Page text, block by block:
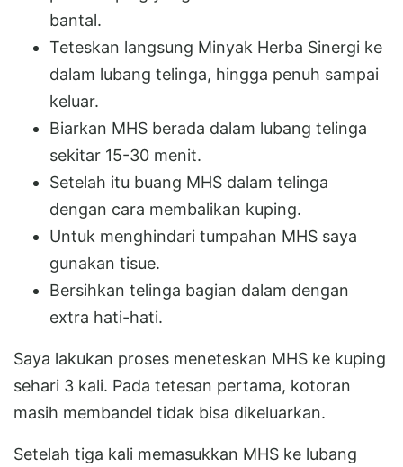
bantal.
Teteskan langsung Minyak Herba Sinergi ke
dalam lubang telinga, hingga penuh sampai
keluar.
Biarkan MHS berada dalam lubang telinga
sekitar 15-30 menit.
Setelah itu buang MHS dalam telinga
dengan cara membalikan kuping.
Untuk menghindari tumpahan MHS saya
gunakan tisue.
Bersihkan telinga bagian dalam dengan
extra hati-hati.
Saya lakukan proses meneteskan MHS ke kuping
sehari 3 kali. Pada tetesan pertama, kotoran
masih membandel tidak bisa dikeluarkan.
Setelah tiga kali memasukkan MHS ke lubang